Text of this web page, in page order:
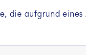
die aufgrund